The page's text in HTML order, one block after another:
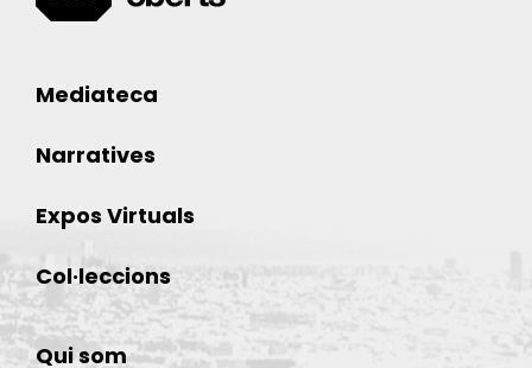
Mediateca
Narratives
Expos Virtuals
Col·leccions
Qui som